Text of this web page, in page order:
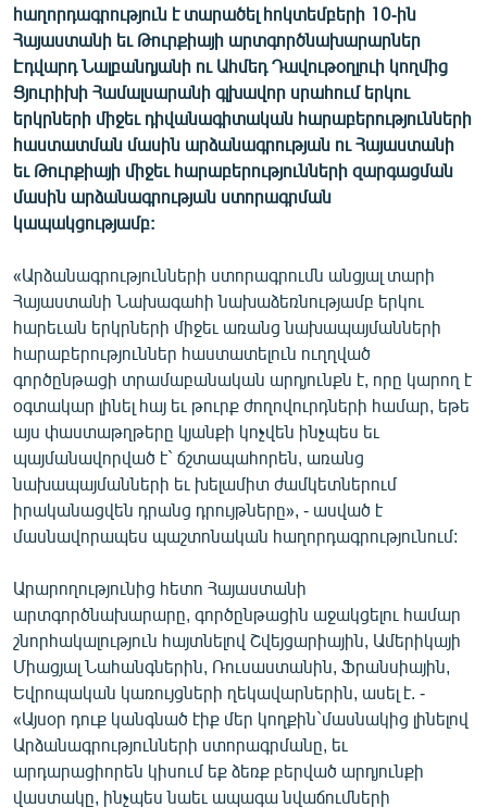
ՏԱՐԱԾԱՇՐՋԱՆ
ՄԻՋԱԶԳԱՅԻՆ
ՄՇԱԿՈՒՅԹ
ՍՊՈՐՏ
ՄԵԿՆԱԲԱՆՈՒԹՅՈՒՆ
ՏՏ ԵՒ ԻՆՏԵՐՆԵՏ
ԱՐԽԻՎ
ՏԵՍԱՆՅՈՒԹԵՐ
ԲԱՆԱՎԵՃ
ՁԳՏԵԼՈՎ ԼԱՎԱԳՈՒՅՆԻՆ
ՓՈԴՔԱՍԹ
Հայերեն
English
Русский
ՀԵՏԵՎԵՔ ՄԵԶ
«Ազատության» բոլոր կայքերը
հաղորդագրություն է տարածել հոկտեմբերի 10-ին
Հայաստանի եւ Թուրքիայի արտգործնախարարներ
Էդվարդ Նալբանդյանի ու Ահմեդ Դավութօղլուի կողմից
Ցյուրիխի Համալսարանի գլխավոր սրահում երկու
երկրների միջեւ դիվանագիտական հարաբերությունների
հաստատման մասին արձանագրության ու Հայաստանի
եւ Թուրքիայի միջեւ հարաբերությունների զարգացման
մասին արձանագրության ստորագրման
կապակցությամբ:
«Արձանագրությունների ստորագրումն անցյալ տարի
Հայաստանի Նախագահի նախաձեռնությամբ երկու
հարեւան երկրների միջեւ առանց նախապայմանների
հարաբերություններ հաստատելուն ուղղված
գործընթացի տրամաբանական արդյունքն է, որը կարող է
օգտակար լինել հայ եւ թուրք ժողովուրդների համար, եթե
այս փաստաթղթերը կյանքի կոչվեն ինչպես եւ
պայմանավորված է` ճշտապահորեն, առանց
նախապայմանների եւ խելամիտ ժամկետներում
իրականացվեն դրանց դրույթները», - ասված է
մասնավորապես պաշտոնական հաղորդագրությունում:
Արարողությունից հետո Հայաստանի
արտգործնախարարը, գործընթացին աջակցելու համար
շնորհակալություն հայտնելով Շվեյցարիային, Ամերիկայի
Միացյալ Նահանգներին, Ռուսաստանին, Ֆրանսիային,
Եվրոպական կառույցների ղեկավարներին, ասել է. -
«Այսօր դուք կանգնած էիք մեր կողքին`մասնակից լինելով
Արձանագրությունների ստորագրմանը, եւ
արդարացիորեն կիսում եք ձեռք բերված արդյունքի
վաստակը, ինչպես նաեւ ապագա նվաճումների